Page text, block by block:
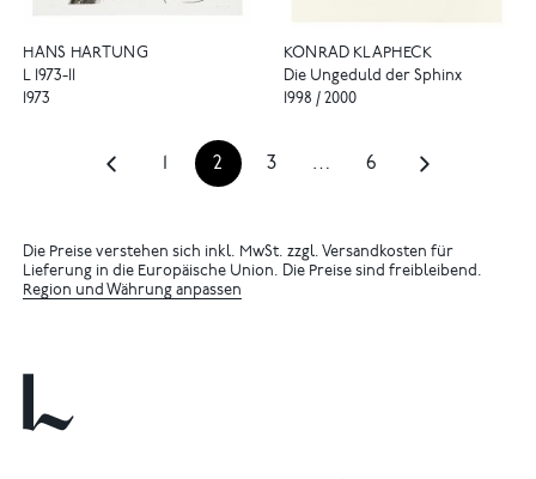
HANS HARTUNG
L 1973-11
1973
KONRAD KLAPHECK
Die Ungeduld der Sphinx
1998 / 2000
1 2 3 … 6
Die Preise verstehen sich inkl. MwSt. zzgl. Versandkosten für
Lieferung in die Europäische Union. Die Preise sind freibleibend.
Region und Währung anpassen